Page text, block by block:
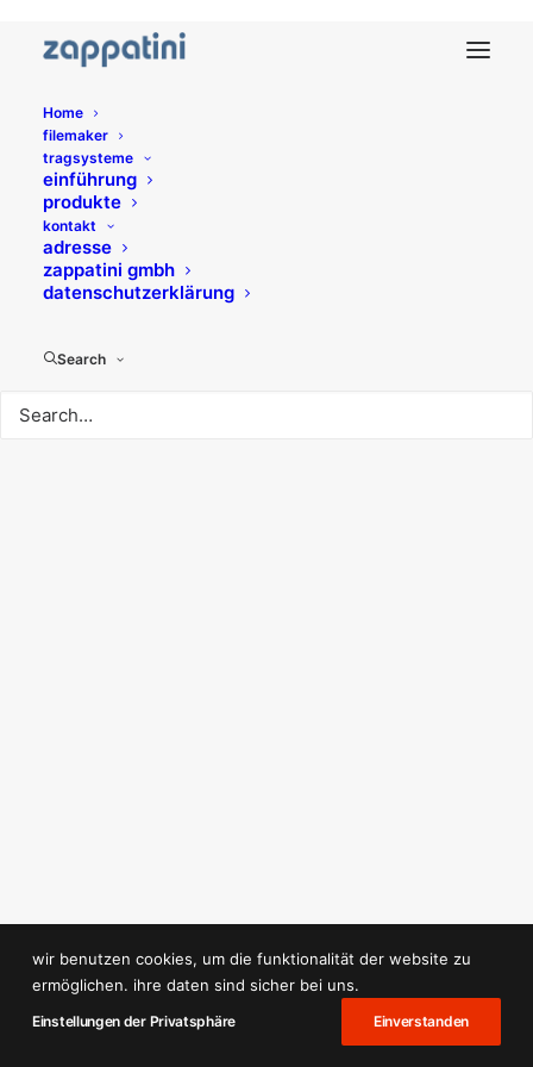
Home
filemaker
tragsysteme
einführung
produkte
kontakt
adresse
zappatini gmbh
datenschutzerklärung
Search
persönlich
© 2026 Zappatini. All rights reserved
wir benutzen cookies, um die funktionalität der website zu
ermöglichen. ihre daten sind sicher bei uns.
Einstellungen der Privatsphäre Einverstanden